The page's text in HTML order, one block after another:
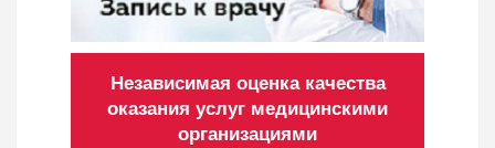
Независимая оценка качества
оказания услуг медицинскими
организациями